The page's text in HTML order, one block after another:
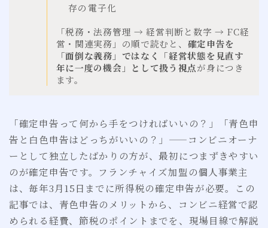
存の電子化
「税務・法務管理 → 経営判断と数字 → FC経
営・関連実務」の順で読むと、 確定申告を
「面倒な義務」ではなく「経営状態を見直す
年に一度の機会」として扱う視点が身につき
ます。
「確定申告って何から手をつければいいの？」「青色申
告と白色申告はどっちがいいの？」——コンビニオーナ
ーとして独立したばかりの方が、最初につまずきやすい
のが確定申告です。フランチャイズ加盟の個人事業主
は、毎年3月15日までに所得税の確定申告が必要。この
記事では、青色申告のメリットから、コンビニ経営で認
められる経費、節税のポイントまでを、現場目線で解説